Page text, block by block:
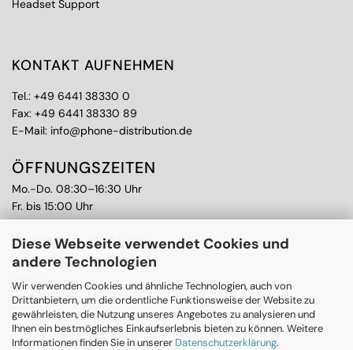
Diese Webseite verwendet Cookies und
andere Technologien
Wir verwenden Cookies und ähnliche Technologien, auch von
Drittanbietern, um die ordentliche Funktionsweise der Website zu
gewährleisten, die Nutzung unseres Angebotes zu analysieren und
Ihnen ein bestmögliches Einkaufserlebnis bieten zu können. Weitere
Informationen finden Sie in unserer Datenschutzerklärung.
Headset Support
KONTAKT AUFNEHMEN
Tel.: +49 6441 38330 0
Fax: +49 6441 38330 89
E-Mail: info@phone-distribution.de
ÖFFNUNGSZEITEN
Mo.-Do. 08:30–16:30 Uhr
Fr. bis 15:00 Uhr
WEITERE THEMEN
Ankauf
CPS Garantie
RMA